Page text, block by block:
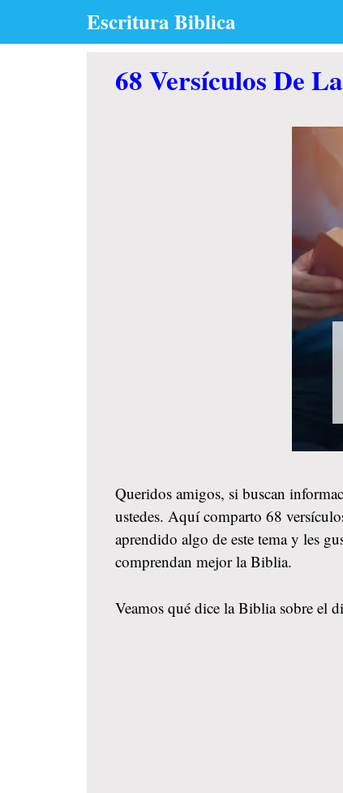
Escritura Biblica
68 Versículos De
Queridos amigos, si buscan
ustedes. Aquí comparto 68
aprendido algo de este tema y les
comprendan mejor la Biblia.
Veamos qué dice la Biblia sobre el